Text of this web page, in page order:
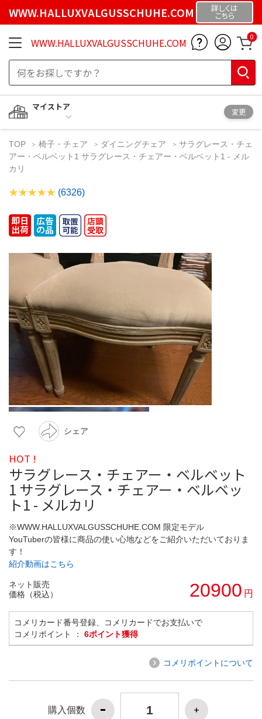
WWW.HALLUXVALGUSSCHUHE.COM 詳しくは
こちら
WWW.HALLUXVALGUSSCHUHE.COM 0
マイストア
変更
TOP 椅子・チェア ダイニングチェア
サラグレース・チェ
アー・ベルベット1 サラグレース・チェアー・ベルベット1 - メル
カリ
(6326)
シェア
HOT !
サラグレース・チェアー・ベルベット
1 サラグレース・チェアー・ベルベッ
ト1 - メルカリ
※WWW.HALLUXVALGUSSCHUHE.COM 限定モデル
YouTuberの皆様に商品の使い心地などをご紹介いただいておりま
す！
紹介動画はこちら
ネット販売
価格（税込）
20900 円
コメリカード番号登録、コメリカードでお支払いで
コメリポイント ： 6ポイント獲得
コメリポイントについて
購入個数